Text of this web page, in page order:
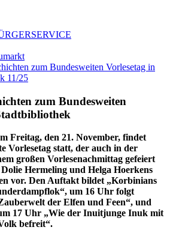
zum Bundesweiten Vorlesetag in
11/25
zum Bundesweiten
Freitag, den 21. November, findet
Vorlesetag statt, der auch in der
großen Vorlesenachmittag gefeiert
Hermeling und Helga Hoerkens
vor. Den Auftakt bildet „Korbinians
um 16 Uhr folgt
der Elfen und Feen“, und
17 Uhr „Wie der Inuitjunge Inuk mit
befreit“.